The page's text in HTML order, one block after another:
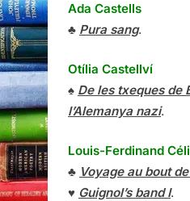
Ada Castells
♣ Pura sang.
Otília Castellví
♠ De les txeques de
l’Alemanya nazi.
Louis-Ferdinand
♣ Voyage au bout
♥ Guignol’s band I.